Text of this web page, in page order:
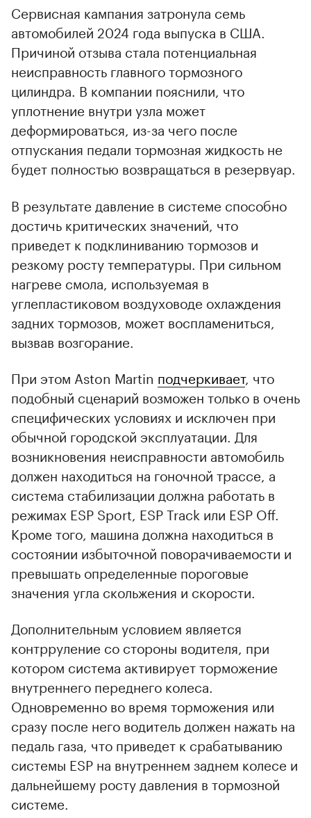
Сервисная кампания затронула семь
автомобилей 2024 года выпуска в США.
Причиной отзыва стала потенциальная
неисправность главного тормозного
цилиндра. В компании пояснили, что
уплотнение внутри узла может
деформироваться, из-за чего после
отпускания педали тормозная жидкость не
будет полностью возвращаться в резервуар.
00:00 / 00:00
В результате давление в системе способно
достичь критических значений, что
приведет к подклиниванию тормозов и
резкому росту температуры. При сильном
нагреве смола, используемая в
углепластиковом воздуховоде охлаждения
задних тормозов, может воспламениться,
вызвав возгорание.
При этом Aston Martin подчеркивает, что
подобный сценарий возможен только в очень
специфических условиях и исключен при
обычной городской эксплуатации. Для
возникновения неисправности автомобиль
должен находиться на гоночной трассе, а
система стабилизации должна работать в
режимах ESP Sport, ESP Track или ESP Off.
Кроме того, машина должна находиться в
состоянии избыточной поворачиваемости и
превышать определенные пороговые
значения угла скольжения и скорости.
Дополнительным условием является
контрруление со стороны водителя, при
котором система активирует торможение
внутреннего переднего колеса.
Одновременно во время торможения или
сразу после него водитель должен нажать на
педаль газа, что приведет к срабатыванию
системы ESP на внутреннем заднем колесе и
дальнейшему росту давления в тормозной
системе.